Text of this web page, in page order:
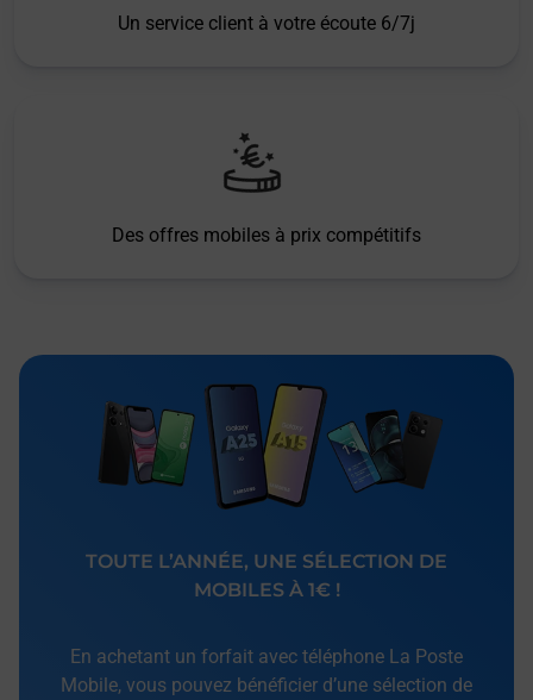
Un service client à votre écoute 6/7j
Des offres mobiles à prix compétitifs
TOUTE L’ANNÉE, UNE SÉLECTION DE
MOBILES À 1€ !
En achetant un forfait avec téléphone La Poste
Mobile, vous pouvez bénéficier d’une sélection de